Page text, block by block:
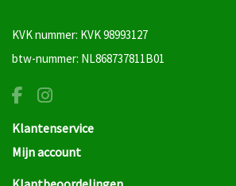
KVK nummer: KVK 98993127
btw-nummer: NL868737811B01
Klantenservice
Mijn account